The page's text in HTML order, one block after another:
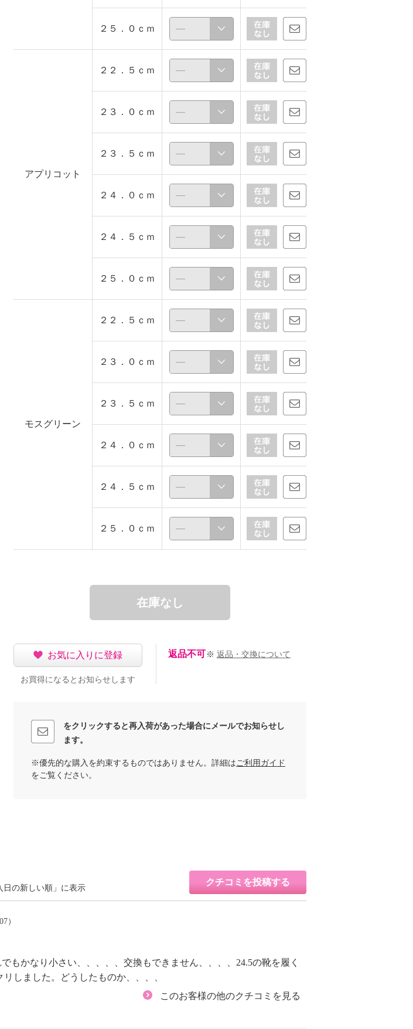
２５．０ｃｍ
アプリコット
２２．５ｃｍ
２３．０ｃｍ
２３．５ｃｍ
２４．０ｃｍ
２４．５ｃｍ
２５．０ｃｍ
モスグリーン
２２．５ｃｍ
２３．０ｃｍ
２３．５ｃｍ
２４．０ｃｍ
２４．５ｃｍ
２５．０ｃｍ
在庫なし
お気に入りに登録
お買得になるとお知らせします
返品不可 ※ 返品・交換について
をクリックすると再入荷があった場合にメールでお知らせし
ます。
※優先的な購入を約束するものではありません。詳細は ご利用ガイド
をご覧ください。
クチコミを投稿する
の新しい順」に表示
）
もかなり小さい、、、、、交換もできません、、、、24.5の靴を履く
しました。どうしたものか、、、、
このお客様の他のクチコミを見る